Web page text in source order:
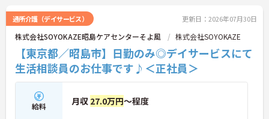
ステージが変化しても将来を見据えて安心して働き
続けられる環境が整っています。
★おすすめPOINT★
【ICT設備の導入で身体的な負担を軽減できる環境で
す】
・見守りセンサーや服薬支援システムを活用し夜勤
帯の業務を設備でサポートしています ・仕組みで業
務をカバーすることでスタッフが心身にゆとりを持
ってケアに専念できます
通所介護（デイサービス） 更新日：2026年07月30日
株式会社SOYOKAZE昭島ケアセンターそよ風 株式会社SOYOKAZE
【東京都／昭島市】日勤のみ◎デイサービスにて
生活相談員のお仕事です♪＜正社員＞
給料 月収 27.0万円～程度